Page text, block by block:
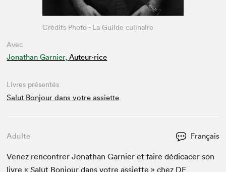
Avec
Jonathan Garnier, Auteur·rice
Crédits Photo - La Guilde culinaire
Livres présentés
Salut Bonjour dans votre assiette
Adulte Français
Venez ren­con­tr­er Jonathan Gar­nier et faire dédi­cac­er son
livre « Salut Bon­jour dans votre assi­ette » chez DE